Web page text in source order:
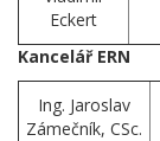
Eckert
Kancelář ERN
Ing. Jaroslav
Zámečník, CSc.